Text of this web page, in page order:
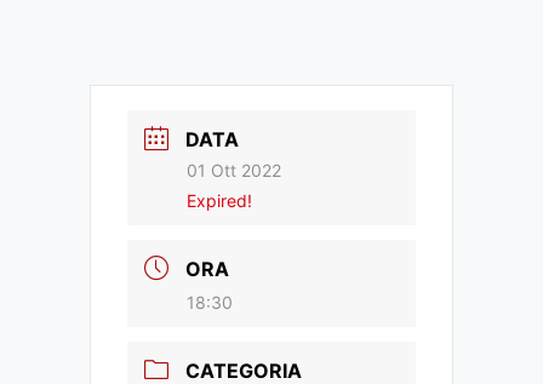
DATA
01 Ott 2022
Expired!
ORA
18:30
CATEGORIA